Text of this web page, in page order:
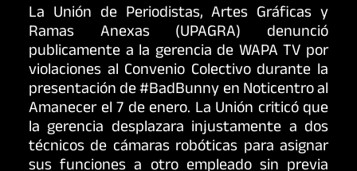
La Unión de Periodistas, Artes Gráficas y
Ramas Anexas (UPAGRA) denunció
publicamente a la gerencia de WAPA TV por
violaciones al Convenio Colectivo durante la
presentación de #BadBunny en Noticentro al
Amanecer el 7 de enero. La Unión criticó que
la gerencia desplazara injustamente a dos
técnicos de cámaras robóticas para asignar